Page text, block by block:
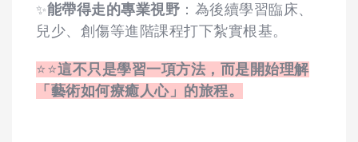
✨能帶得走的專業視野 ：為後續學習臨床、
兒少、創傷等進階課程打下紮實根基。
⭐⭐這不只是學習一項方法，而是開始理解
「藝術如何療癒人心」的旅程。